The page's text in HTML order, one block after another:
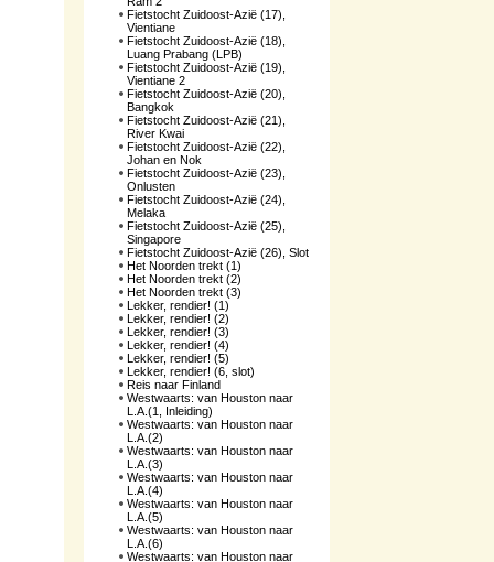
Fietstocht Zuidoost-Azië (17),
Vientiane
Fietstocht Zuidoost-Azië (18),
Luang Prabang (LPB)
Fietstocht Zuidoost-Azië (19),
Vientiane 2
Fietstocht Zuidoost-Azië (20),
Bangkok
Fietstocht Zuidoost-Azië (21),
River Kwai
Fietstocht Zuidoost-Azië (22),
Johan en Nok
Fietstocht Zuidoost-Azië (23),
Onlusten
Fietstocht Zuidoost-Azië (24),
Melaka
Fietstocht Zuidoost-Azië (25),
Singapore
Fietstocht Zuidoost-Azië (26), Slot
Het Noorden trekt (1)
Het Noorden trekt (2)
Het Noorden trekt (3)
Lekker, rendier! (1)
Lekker, rendier! (2)
Lekker, rendier! (3)
Lekker, rendier! (4)
Lekker, rendier! (5)
Lekker, rendier! (6, slot)
Reis naar Finland
Westwaarts: van Houston naar
L.A.(1, Inleiding)
Westwaarts: van Houston naar
L.A.(2)
Westwaarts: van Houston naar
L.A.(3)
Westwaarts: van Houston naar
L.A.(4)
Westwaarts: van Houston naar
L.A.(5)
Westwaarts: van Houston naar
L.A.(6)
Westwaarts: van Houston naar